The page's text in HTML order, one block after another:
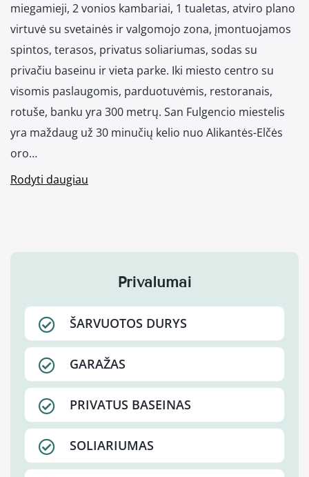
miegamieji, 2 vonios kambariai, 1 tualetas, atviro plano
virtuvė su svetainės ir valgomojo zona, įmontuojamos
spintos, terasos, privatus soliariumas, sodas su
privačiu baseinu ir vieta parke. Iki miesto centro su
visomis paslaugomis, parduotuvėmis, restoranais,
rotuše, banku yra 300 metrų. San Fulgencio miestelis
yra maždaug už 30 minučių kelio nuo Alikantės-Elčės
oro…
Rodyti daugiau
Privalumai
ŠARVUOTOS DURYS
GARAŽAS
PRIVATUS BASEINAS
SOLIARIUMAS